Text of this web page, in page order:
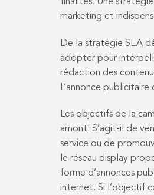
marketing et
De la stratégie SEA
adopter pour
rédaction des
L’annonce
Les objectifs de la
amont. S’agit-il de
service ou de
le réseau display
forme d’annonces
internet. Si l’objectif